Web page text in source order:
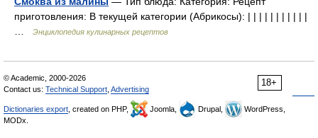
приготовления: В текущей категории (Абрикосы): | | | | | | | | | | |
Энциклопедия кулинарных рецептов
18+
© Academic, 2000-2026
Contact us: Technical Support Advertising
Dictionaries export , created on PHP, Joomla, Drupal,
WordPress,
MODx.